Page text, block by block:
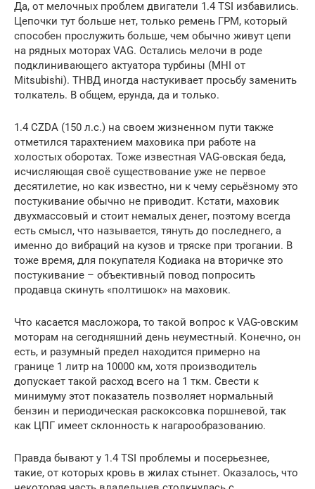
Да, от мелочных проблем двигатели 1.4 TSI избавились.
Цепочки тут больше нет, только ремень ГРМ, который
способен прослужить больше, чем обычно живут цепи
на рядных моторах VAG. Остались мелочи в роде
подклинивающего актуатора турбины (MHI от
Mitsubishi). ТНВД иногда настукивает просьбу заменить
толкатель. В общем, ерунда, да и только.
1.4 CZDA (150 л.с.) на своем жизненном пути также
отметился тарахтением маховика при работе на
холостых оборотах. Тоже известная VAG-овская беда,
исчисляющая своё существование уже не первое
десятилетие, но как известно, ни к чему серьёзному это
постукивание обычно не приводит. Кстати, маховик
двухмассовый и стоит немалых денег, поэтому всегда
есть смысл, что называется, тянуть до последнего, а
именно до вибраций на кузов и тряске при трогании. В
тоже время, для покупателя Кодиака на вторичке это
постукивание – объективный повод попросить
продавца скинуть «полтишок» на маховик.
Что касается масложора, то такой вопрос к VAG-овским
моторам на сегодняшний день неуместный. Конечно, он
есть, и разумный предел находится примерно на
границе 1 литр на 10000 км, хотя производитель
допускает такой расход всего на 1 ткм. Свести к
минимуму этот показатель позволяет нормальный
бензин и периодическая раскоксовка поршневой, так
как ЦПГ имеет склонность к нагарообразованию.
Правда бывают у 1.4 TSI проблемы и посерьезнее,
такие, от которых кровь в жилах стынет. Оказалось, что